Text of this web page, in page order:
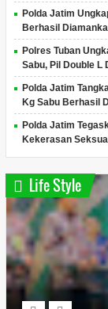
Polda Jatim
Berhasil
Polres Tuban
Sabu, Pil Double L
Polda Jatim
Kg Sabu Berhasil
Polda Jatim
Kekerasan
Life Style